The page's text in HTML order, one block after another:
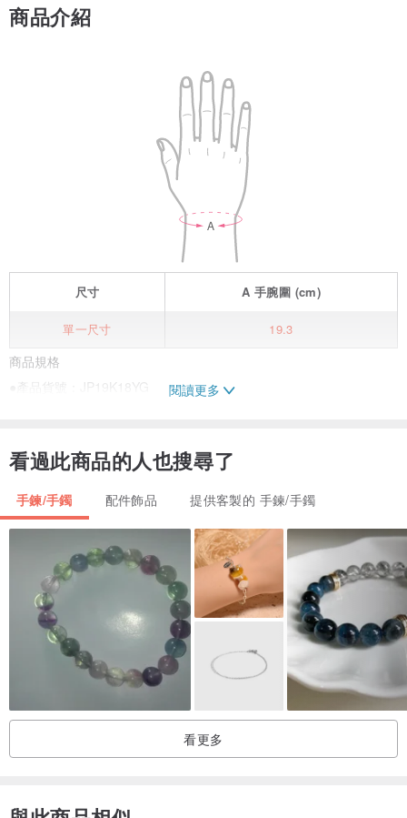
商品介紹
尺寸 A手腕圍 (cm)
單一尺寸 19.3
商品規格
●產品貨號：JP19K18YG
●天然彩寶：金葡萄石
●主彩寶尺寸：DS 6mm*8mm
●商品包裝配件：附公司原廠保證書 、絨布珠寶盒、飾品密封袋及提
★ 注意事項：(請詳讀)
1.天然彩寶每一顆都是獨一無二的，無法像玻璃或人造鋯石那般統一
或清澈，會有異想不到美麗的風險，無法接受的人請勿下單購買。
2.購買前請先了解自己的體質是否適合K金，避免出現過敏反應！
閱讀更多
看過此商品的人也搜尋了
手鍊/手鐲 配件飾品 提供客製的 手鍊/手鐲
看更多